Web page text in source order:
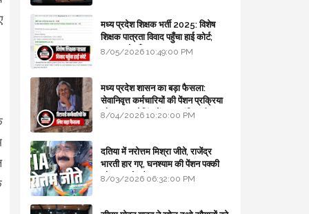
मध्य प्रदेश शिक्षक भर्ती 2025: विशेष
शिक्षक पात्रता विवाद पहुँचा हाई कोर्ट;
सरकार से माँगा जवाब
8/05/2026 10:49:00 PM
मध्य प्रदेश शासन का बड़ा फैसला:
सेवानिवृत्त कर्मचारियों की पेंशन प्रक्रिया
और बजट कोडिंग में हुए क्रांतिकारी
8/04/2026 10:20:00 PM
दतिया में नरोत्तम मिश्रा जीते, राजेंद्र
भारती हार गए, घनश्याम की पेंशन पक्की
और आशुतोष बैक टू...
8/03/2026 06:32:00 PM